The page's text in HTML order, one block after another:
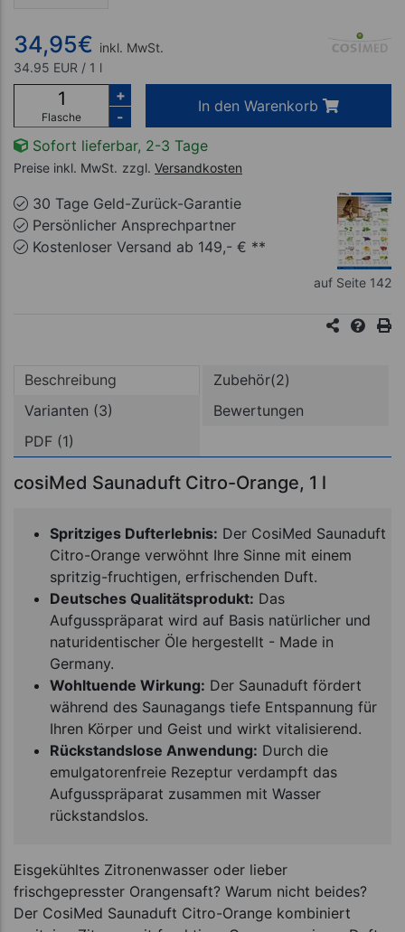
34,95€ inkl. MwSt.
34.95 EUR / 1 l
Flasche
+
-
In den Warenkorb
Sofort lieferbar, 2-3 Tage
Preise inkl. MwSt. zzgl. Versandkosten
30 Tage Geld-Zurück-Garantie
Persönlicher Ansprechpartner
Kostenloser Versand ab 149,- € **
auf Seite 142
Beschreibung
Zubehör(2)
Varianten (3)
Bewertungen
PDF (1)
cosiMed Saunaduft Citro-Orange, 1 l
Spritziges Dufterlebnis: Der CosiMed Saunaduft
Citro-Orange verwöhnt Ihre Sinne mit einem
spritzig-fruchtigen, erfrischenden Duft.
Deutsches Qualitätsprodukt: Das
Aufgusspräparat wird auf Basis natürlicher und
naturidentischer Öle hergestellt - Made in
Germany.
Wohltuende Wirkung: Der Saunaduft fördert
während des Saunagangs tiefe Entspannung für
Ihren Körper und Geist und wirkt vitalisierend.
Rückstandslose Anwendung: Durch die
emulgatorenfreie Rezeptur verdampft das
Aufgusspräparat zusammen mit Wasser
rückstandslos.
Eisgekühltes Zitronenwasser oder lieber
frischgepresster Orangensaft? Warum nicht beides?
Der CosiMed Saunaduft Citro-Orange kombiniert